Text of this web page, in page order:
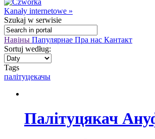
Kanały internetowe »
Szukaj w serwisie
Навіны Папулярнае Пра нас Кантакт
Sortuj według:
Tags
палітуцекачы
Палітуцякач